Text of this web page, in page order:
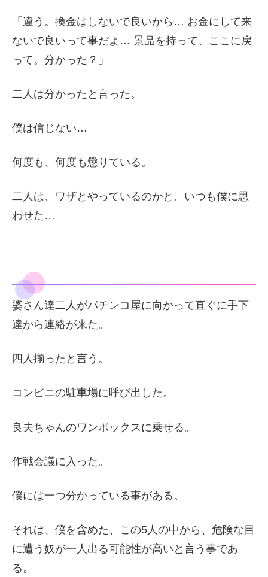
「違う。換金はしないで良いから… お金にして来
ないで良いって事だよ… 景品を持って、ここに戻
って。分かった？」
二人は分かったと言った。
僕は信じない…
何度も、何度も懲りている。
二人は、ワザとやっているのかと、いつも僕に思
わせた…
婆さん達二人がパチンコ屋に向かって直ぐに手下
達から連絡が来た。
四人揃ったと言う。
コンビニの駐車場に呼び出した。
良夫ちゃんのワンボックスに乗せる。
作戦会議に入った。
僕には一つ分かっている事がある。
それは、僕を含めた、この5人の中から、危険な目
に遭う奴が一人出る可能性が高いと言う事であ
る。